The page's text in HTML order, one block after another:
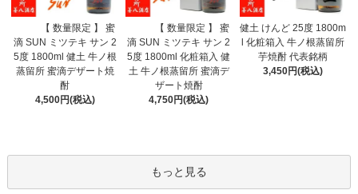
【 数量限定 】 蜜
滴 SUN ミツテキ サン 2
5度 1800ml 健土 牛ノ根
蒸留所 蜜滴デザート焼
酎
4,500円(税込)
【 数量限定 】 蜜
滴 SUN ミツテキ サン 2
5度 1800ml 化粧箱入 健
土 牛ノ根蒸留所 蜜滴デ
ザート焼酎
4,750円(税込)
健土 けんど 25度 1800m
l 化粧箱入 牛ノ根蒸留所
芋焼酎 代表銘柄
3,450円(税込)
もっと見る